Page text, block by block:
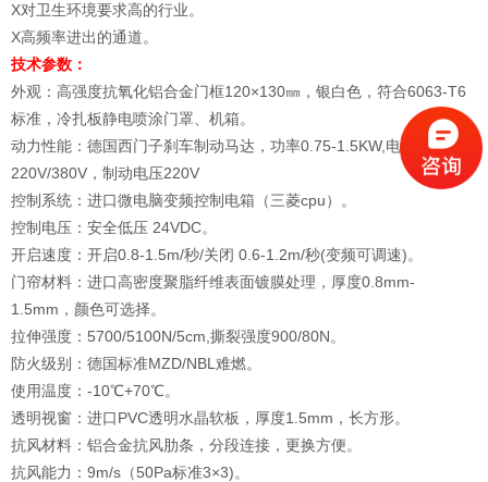
X对卫生环境要求高的行业。
X高频率进出的通道。
技术参数：
外观：高强度抗氧化铝合金门框120×130㎜，银白色，符合6063-T6
标准，冷扎板静电喷涂门罩、机箱。
动力性能：德国西门子刹车制动马达，功率0.75-1.5KW,电源
220V/380V，制动电压220V
控制系统：进口微电脑变频控制电箱（三菱cpu）。
控制电压：安全低压 24VDC。
开启速度：开启0.8-1.5m/秒/关闭 0.6-1.2m/秒(变频可调速)。
门帘材料：进口高密度聚脂纤维表面镀膜处理，厚度0.8mm-
1.5mm，颜色可选择。
拉伸强度：5700/5100N/5cm,撕裂强度900/80N。
防火级别：德国标准MZD/NBL难燃。
使用温度：-10℃+70℃。
透明视窗：进口PVC透明水晶软板，厚度1.5mm，长方形。
抗风材料：铝合金抗风肋条，分段连接，更换方便。
抗风能力：9m/s（50Pa标准3×3)。